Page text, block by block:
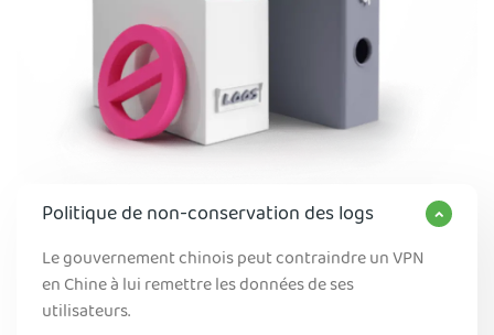
Politique de non-conservation des logs
Le gouvernement chinois peut contraindre un VPN
en Chine à lui remettre les données de ses
utilisateurs.